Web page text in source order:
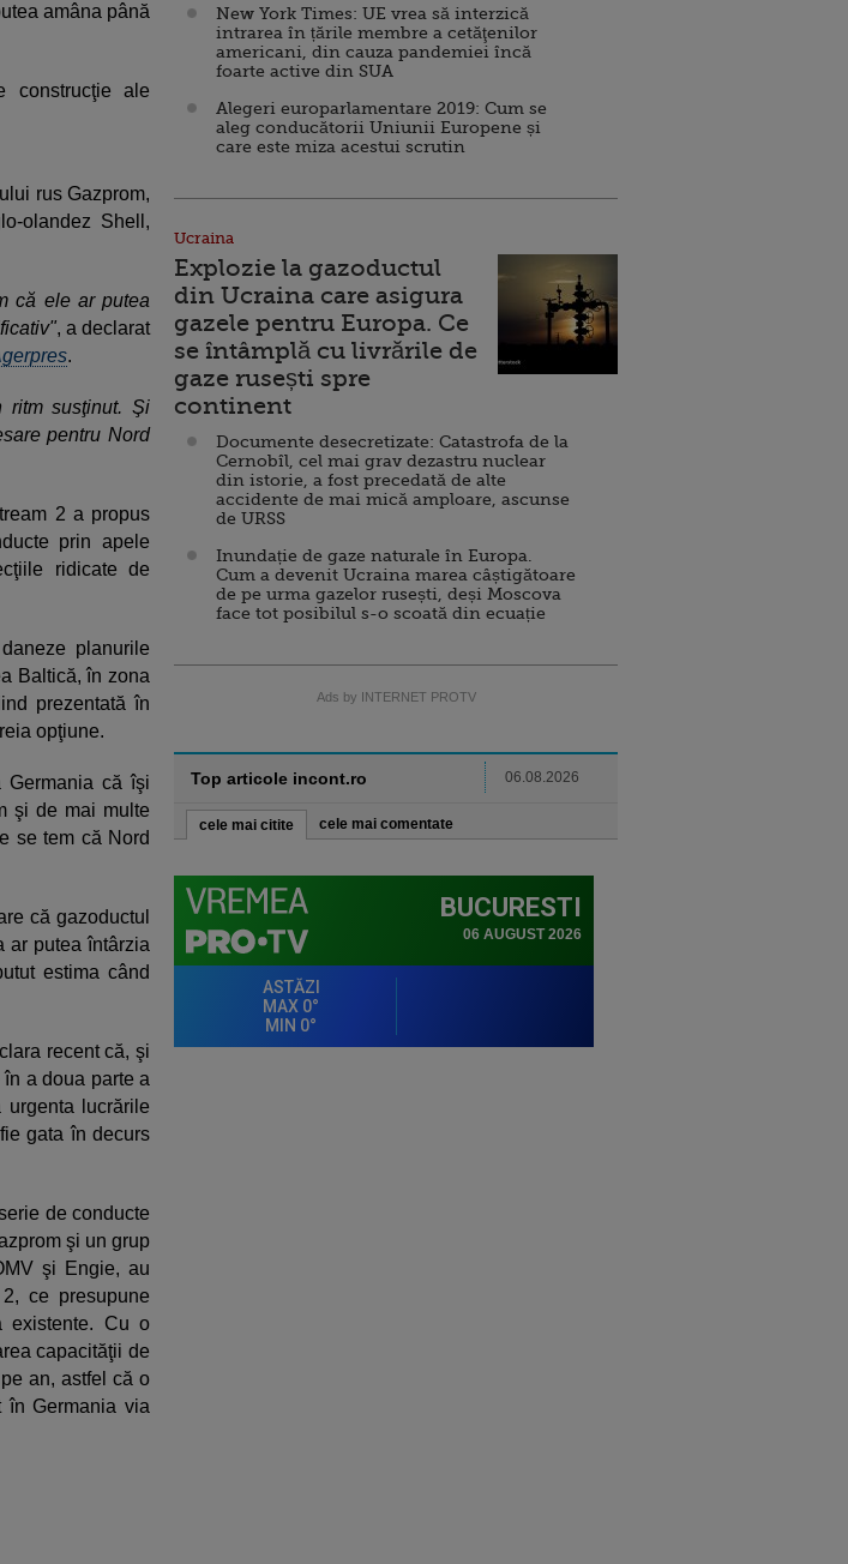
amâna până
construcţie ale
rus Gazprom,
olandez Shell,
că ele ar putea
, a declarat
.
ritm susţinut. Şi
pentru Nord
2 a propus
prin apele
ridicate de
planurile
Baltică, în zona
prezentată în
opţiune.
Germania că îşi
şi de mai multe
se tem că Nord
că gazoductul
ar putea întârzia
estima când
recent că, şi
a doua parte a
lucrările
gata în decurs
de conducte
şi un grup
şi Engie, au
ce presupune
existente. Cu o
capacităţii de
an, astfel că o
în Germania via
New York Times: UE vrea să interzică
intrarea în țările membre a cetăţenilor
americani, din cauza pandemiei încă
foarte active din SUA
Alegeri europarlamentare 2019: Cum se
aleg conducătorii Uniunii Europene și
care este miza acestui scrutin
Ucraina
Explozie la gazoductul
din Ucraina care asigura
gazele pentru Europa. Ce
se întâmplă cu livrările de
gaze rusești spre
continent
Documente desecretizate: Catastrofa de la
Cernobîl, cel mai grav dezastru nuclear
din istorie, a fost precedată de alte
accidente de mai mică amploare, ascunse
de URSS
Inundație de gaze naturale în Europa.
Cum a devenit Ucraina marea câștigătoare
de pe urma gazelor rusești, deși Moscova
face tot posibilul s-o scoată din ecuație
Ads by INTERNET PROTV
Top articole incont.ro 06.08.2026
cele mai citite cele mai comentate